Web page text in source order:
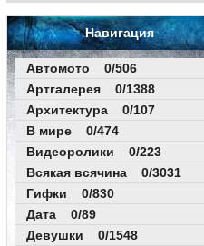
Навигация
Автомото 0/506
Артгалерея 0/1388
Архитектура 0/107
В мире 0/474
Видеоролики 0/223
Всякая всячина 0/3031
Гифки 0/830
Дата 0/89
Девушки 0/1548